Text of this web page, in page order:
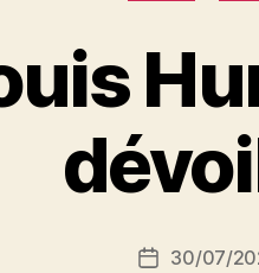
Date30/07/